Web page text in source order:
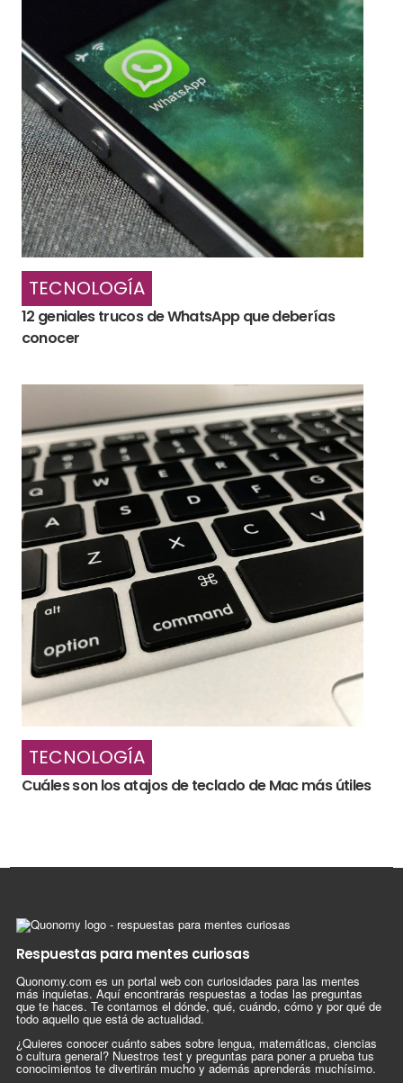
TECNOLOGÍA
12 geniales trucos de WhatsApp que deberías
conocer
TECNOLOGÍA
Cuáles son los atajos de teclado de Mac más útiles
Respuestas para mentes curiosas
Quonomy.com es un portal web con curiosidades para las mentes
más inquietas. Aquí encontrarás respuestas a todas las preguntas
que te haces. Te contamos el dónde, qué, cuándo, cómo y por qué de
todo aquello que está de actualidad.
¿Quieres conocer cuánto sabes sobre lengua, matemáticas, ciencias
o cultura general? Nuestros test y preguntas para poner a prueba tus
conocimientos te divertirán mucho y además aprenderás muchísimo.